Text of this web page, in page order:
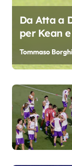
Da Atta a
per Kean
oscar del
Tommaso